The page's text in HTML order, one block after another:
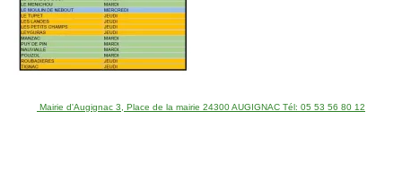
Mairie d'Augignac 3, Place de la mairie 24300 AUGIGNAC Tél: 05 53 56 80 12